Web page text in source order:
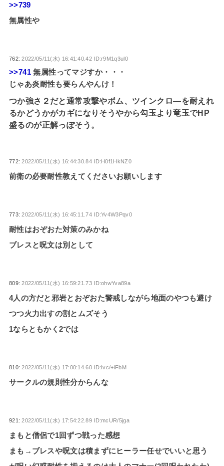
>>739
無属性や
762:2022/05/11(水) 16:41:40.42 ID:r9M1q3ul0
>>741無属性ってマジすか・・・
じゃあ炎耐性も要らんやんけ！
つか強さ２だと通常攻撃やボム、ツインクロ―を耐えれ
るかどうかがカギになりそうやから勾玉より竜玉でHP
盛るのが正解っぽそう。
772:2022/05/11(水) 16:44:30.84 ID:H0f1HkNZ0
前衛の必要耐性教えてくださいお願いします
773:2022/05/11(水) 16:45:11.74 ID:Yv4W3Pqv0
耐性はおぞおた対策のみかね
ブレスと呪文は別として
809:2022/05/11(水) 16:59:21.73 ID:ohwYva89a
4人の方だと邪岩とおぞおた警戒しながら地面のやつも避け
つつ火力出すの割とムズそう
1ならともかく2では
810:2022/05/11(水) 17:00:14.60 ID:Ivc/+iFbM
サークルの規則性分からんな
921:2022/05/11(水) 17:54:22.89 ID:mcUR/5jga
まもと僧侶で1回ずつ戦った感想
まも→ブレスや呪文は積まずにヒーラー任せでいいと思う